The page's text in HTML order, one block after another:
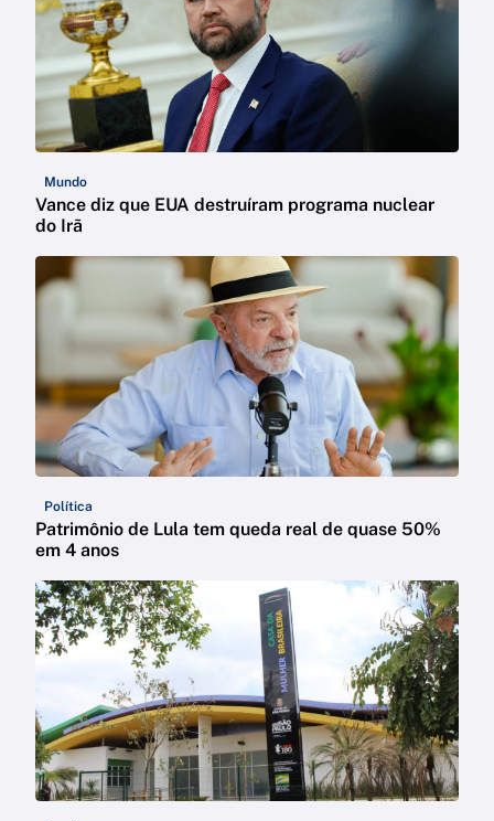
Mundo
Vance diz que EUA destruíram programa nuclear
do Irã
Política
Patrimônio de Lula tem queda real de quase 50%
em 4 anos